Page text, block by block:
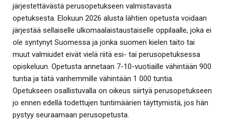
järjestettävästä perusopetukseen valmistavasta
opetuksesta. Elokuun 2026 alusta lähtien opetusta voidaan
järjestää sellaiselle ulkomaalaistaustaiselle oppilaalle, joka ei
ole syntynyt Suomessa ja jonka suomen kielen taito tai
muut valmiudet eivät vielä riitä esi- tai perusopetuksessa
opiskeluun. Opetusta annetaan 7-10-vuotiaille vähintään 900
tuntia ja tätä vanhemmille vähintään 1 000 tuntia.
Opetukseen osallistuvalla on oikeus siirtyä perusopetukseen
jo ennen edellä todettujen tuntimäärien täyttymistä, jos hän
pystyy seuraamaan perusopetusta.